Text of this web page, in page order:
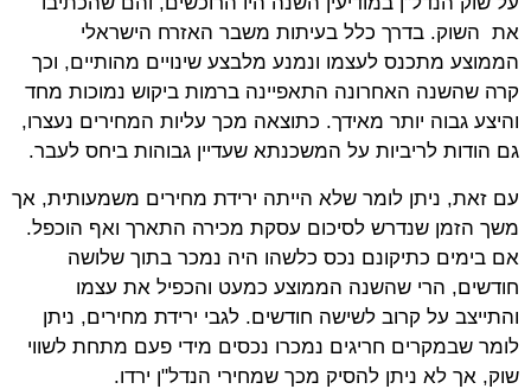
את השוק. בדרך כלל בעיתות משבר האזרח הישראלי
הממוצע מתכנס לעצמו ונמנע מלבצע שינויים מהותיים, וכך
קרה שהשנה האחרונה התאפיינה ברמות ביקוש נמוכות מחד
והיצע גבוה יותר מאידך. כתוצאה מכך עליות המחירים נעצרו,
גם הודות לריביות על המשכנתא שעדיין גבוהות ביחס לעבר.
עם זאת, ניתן לומר שלא הייתה ירידת מחירים משמעותית, אך
משך הזמן שנדרש לסיכום עסקת מכירה התארך ואף הוכפל.
אם בימים כתיקונם נכס כלשהו היה נמכר בתוך שלושה
חודשים, הרי שהשנה הממוצע כמעט והכפיל את עצמו
והתייצב על קרוב לשישה חודשים. לגבי ירידת מחירים, ניתן
לומר שבמקרים חריגים נמכרו נכסים מידי פעם מתחת לשווי
שוק, אך לא ניתן להסיק מכך שמחירי הנדל"ן ירדו.